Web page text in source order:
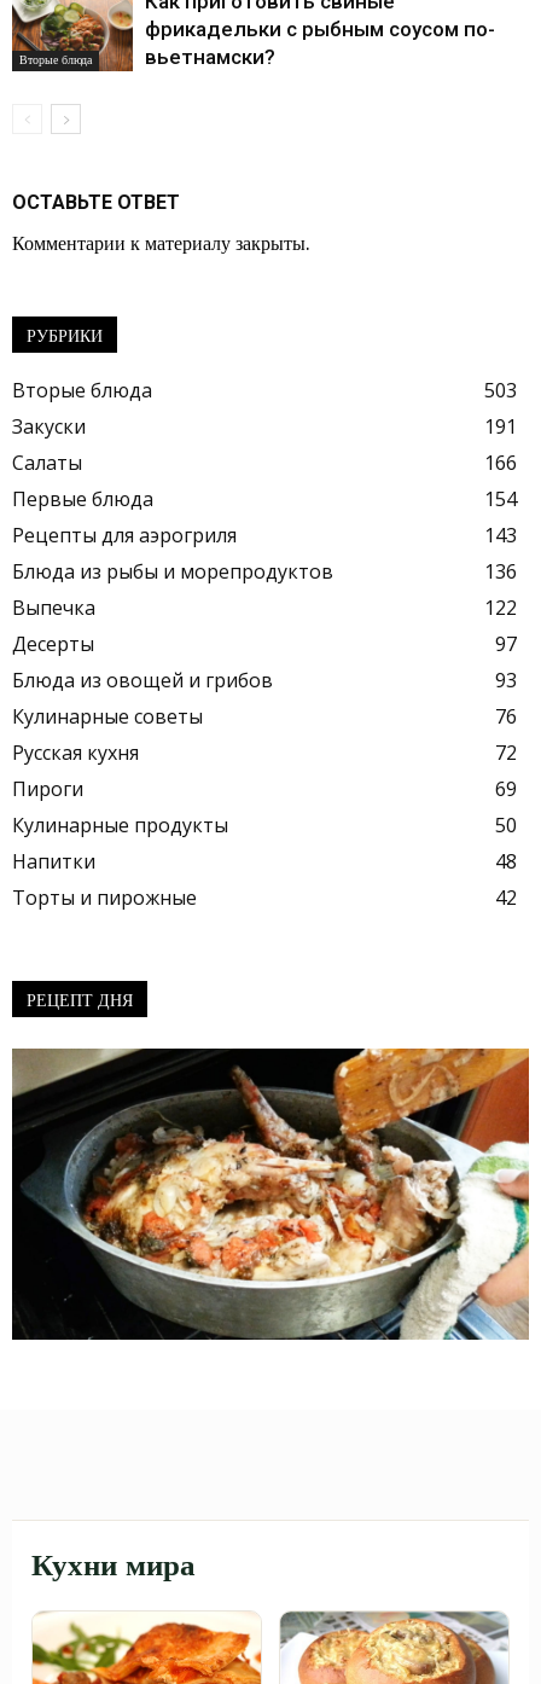
Вторые блюда
фрикадельки с рыбным соусом по-
вьетнамски?
ОСТАВЬТЕ ОТВЕТ
Комментарии к материалу закрыты.
РУБРИКИ
Вторые блюда
503
Закуски
191
Салаты
166
Первые блюда
154
Рецепты для аэрогриля
143
Блюда из рыбы и морепродуктов
136
Выпечка
122
Десерты
97
Блюда из овощей и грибов
93
Кулинарные советы
76
Русская кухня
72
Пироги
69
Кулинарные продукты
50
Напитки
48
Торты и пирожные
42
РЕЦЕПТ ДНЯ
Кухни мира